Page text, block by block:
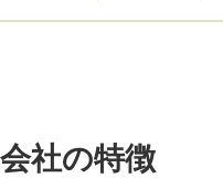
会社の特徴